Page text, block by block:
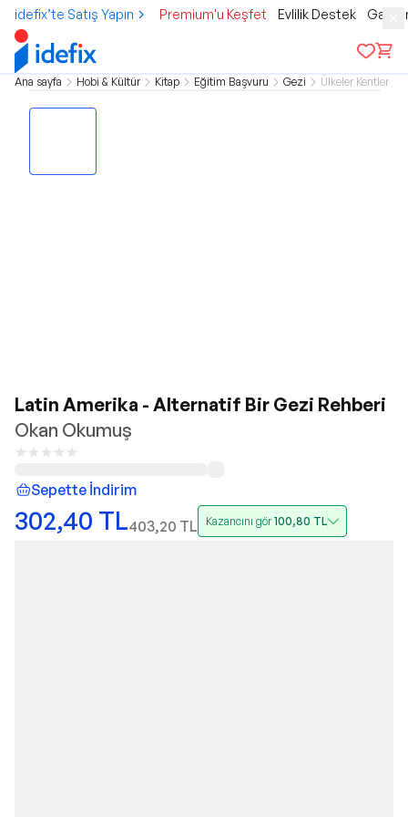
idefix’te Satış Yapın Premium'u Keşfet Evlilik Destek
Ana sayfa Hobi & Kültür Kitap Eğitim Başvuru Gezi Ülkeler Kentler
Latin Amerika - Alternatif Bir Gezi Rehberi
Okan Okumuş
Sepette İndirim
302,40 TL403,20 TL Kazancını gör100,80 TL